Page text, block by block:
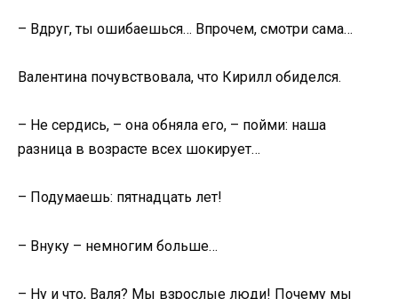
– Вдруг, ты ошибаешься… Впрочем, смотри сама…
Валентина почувствовала, что Кирилл обиделся.
– Не сердись, – она обняла его, – пойми: наша
разница в возрасте всех шокирует…
– Подумаешь: пятнадцать лет!
– Внуку – немногим больше…
– Ну и что, Валя? Мы взрослые люди! Почему мы